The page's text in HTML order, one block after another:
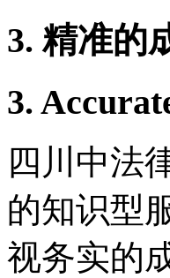
3. 精准的
3.
四川中法
的知识型
视务实的